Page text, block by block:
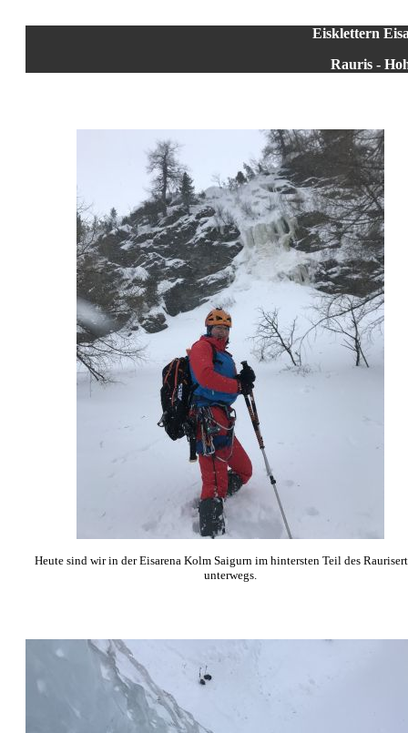
Eisklettern
Rauris -
Heute sind wir in der Eisarena Kolm Saigurn im hintersten Teil des
unterwegs.